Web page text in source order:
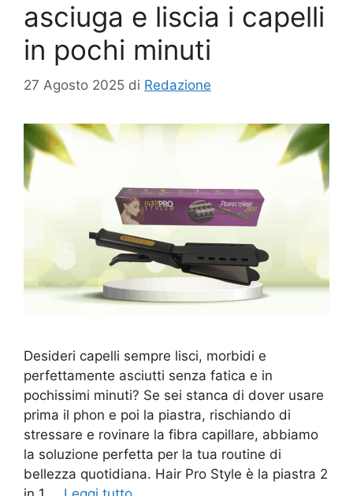
asciuga e liscia i capelli
in pochi minuti
27 Agosto 2025 di Redazione
Desideri capelli sempre lisci, morbidi e
perfettamente asciutti senza fatica e in
pochissimi minuti? Se sei stanca di dover usare
prima il phon e poi la piastra, rischiando di
stressare e rovinare la fibra capillare, abbiamo
la soluzione perfetta per la tua routine di
bellezza quotidiana. Hair Pro Style è la piastra 2